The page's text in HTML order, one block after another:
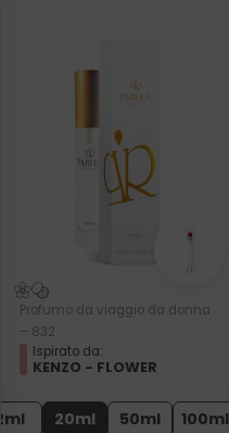
Profumo da viaggio da donna
– 832
Ispirato da:
KENZO - FLOWER
20ml 50ml 100ml